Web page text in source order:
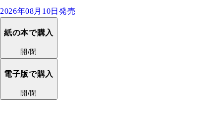
2026年08月10日発売
紙の本で購入
開/閉
電子版で購入
開/閉